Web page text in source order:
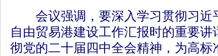
会议强调，要深入学习贯彻习近
自由贸易港建设工作汇报时的重要
彻党的二十届四中全会精神，为高标